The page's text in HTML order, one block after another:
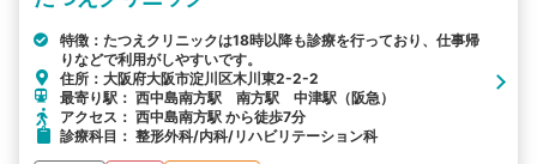
詳細条件で絞り込む
その他の検索方法
特徴：たつえクリニックは18時以降も診療を行っており、仕事帰
りなどで利用がしやすいです。
住所：大阪府大阪市淀川区木川東2-2-2
最寄り駅： 西中島南方駅 南方駅 中津駅（阪急）
アクセス： 西中島南方駅 から徒歩7分
診療科目： 整形外科/内科/リハビリテーション科